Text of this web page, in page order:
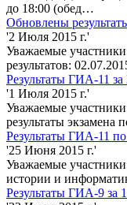
до 18:00 (обед…
Обновлены
'2 Июля 2015 г.'
Уважаемые
результатов:
Результаты ГИА-11
'1 Июля 2015 г.'
Уважаемые
результаты
Результаты ГИА-11
'25 Июня 2015 г.'
Уважаемые
истории и
Результаты ГИА-9 за